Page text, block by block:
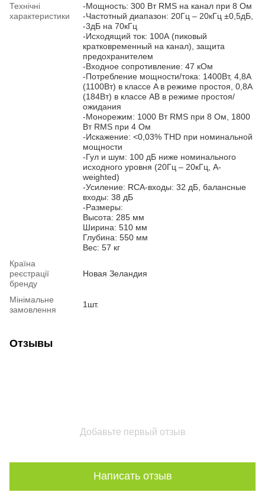
Технічні
характеристики
-Мощность: 300 Вт RMS на канал при 8 Ом
-Частотный диапазон: 20Гц – 20кГц ±0,5дБ,
-3дБ на 70кГц
-Исходящий ток: 100А (пиковый
кратковременный на канал), защита
предохранителем
-Входное сопротивление: 47 кОм
-Потребление мощности/тока: 1400Вт, 4,8А
(1100Вт) в классе A в режиме простоя, 0,8А
(184Вт) в классе AB в режиме простоя/
ожидания
-Монорежим: 1000 Вт RMS при 8 Ом, 1800
Вт RMS при 4 Ом
-Искажение: <0,03% THD при номинальной
мощности
-Гул и шум: 100 дБ ниже номинального
исходного уровня (20Гц – 20кГц, A-
weighted)
-Усиление: RCA-входы: 32 дБ, балансные
входы: 38 дБ
-Размеры:
Высота: 285 мм
Ширина: 510 мм
Глубина: 550 мм
Вес: 57 кг
Країна
реєстрації
бренду
Новая Зеландия
Мінімальне
замовлення
1шт.
Отзывы
Добавьте первый отзыв
Написать отзыв